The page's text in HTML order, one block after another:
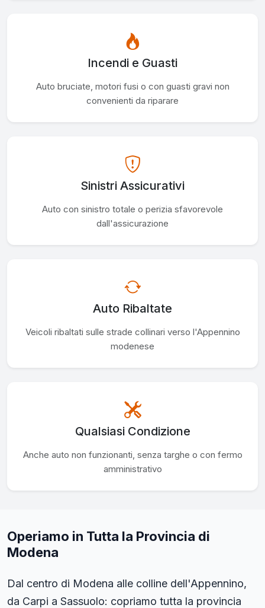
Incendi e Guasti
Auto bruciate, motori fusi o con guasti gravi non
convenienti da riparare
Sinistri Assicurativi
Auto con sinistro totale o perizia sfavorevole
dall'assicurazione
Auto Ribaltate
Veicoli ribaltati sulle strade collinari verso l'Appennino
modenese
Qualsiasi Condizione
Anche auto non funzionanti, senza targhe o con fermo
amministrativo
Operiamo in Tutta la Provincia di
Modena
Dal centro di Modena alle colline dell'Appennino,
da Carpi a Sassuolo: copriamo tutta la provincia